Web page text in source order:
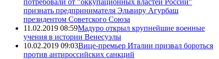
признать предпринимателя Эльвиру Агурбаш
президентом Советского Союза
11.02.2019 08:59Мадуро открыл крупнейшие военные
учения в истории Венесуэлы
10.02.2019 09:03Вице-премьер Италии призвал бороться
против антироссийских санкций